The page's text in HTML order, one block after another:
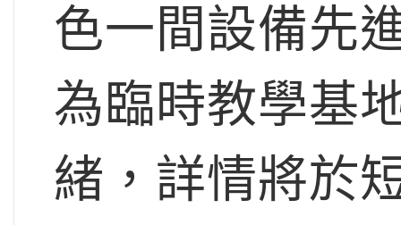
色一間設備先
為臨時教學基
緒，詳情將於